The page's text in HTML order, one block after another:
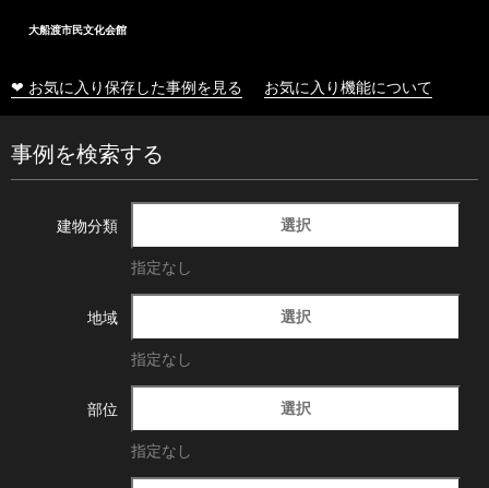
大船渡市民文化会館
❤ お気に入り保存した事例を見る お気に入り機能について
事例を検索する
建物分類 選択
指定なし
地域 選択
指定なし
部位 選択
指定なし